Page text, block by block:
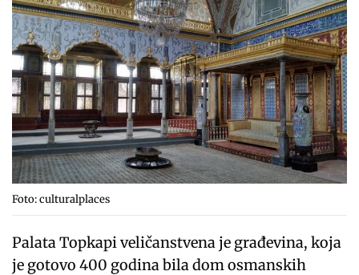
Foto: culturalplaces
Palata Topkapi veličanstvena je građevina, koja
je gotovo 400 godina bila dom osmanskih